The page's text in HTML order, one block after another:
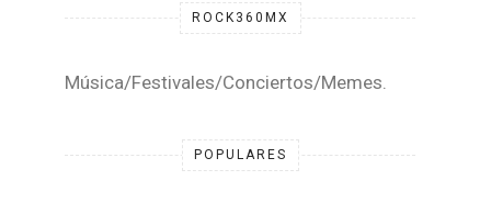
ROCK360MX
Música/Festivales/Conciertos/Memes.
POPULARES